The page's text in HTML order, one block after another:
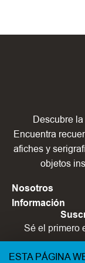
Descubre
Encuentra
afiches y
objetos
Nosotros
Información
Sé el primero
ESTA PÁGINA